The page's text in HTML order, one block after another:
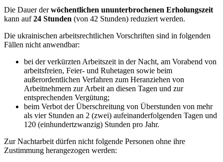
Die Dauer derwöchentlichen ununterbrochenen Erholungszeit
kann auf24 Stunden (von 42 Stunden) reduziert werden.
Die ukrainischen arbeitsrechtlichen Vorschriften sind in folgenden
Fällen nicht anwendbar:
bei der verkürzten Arbeitszeit in der Nacht, am Vorabend von
arbeitsfreien, Feier- und Ruhetagen sowie beim
außerordentlichen Verfahren zum Heranziehen von
Arbeitnehmern zur Arbeit an diesen Tagen und zur
entsprechenden Vergütung;
beim Verbot der Überschreitung von Überstunden von mehr
als vier Stunden an 2 (zwei) aufeinanderfolgenden Tagen und
120 (einhundertzwanzig) Stunden pro Jahr.
Zur Nachtarbeit dürfen nicht folgende Personen ohne ihre
Zustimmung herangezogen werden: